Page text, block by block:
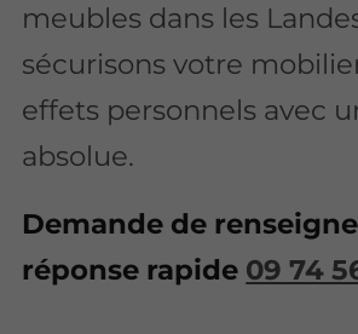
meubles dans les
sécurisons votre
effets personnels avec
absolue.
Demande de
réponse rapide 09 74